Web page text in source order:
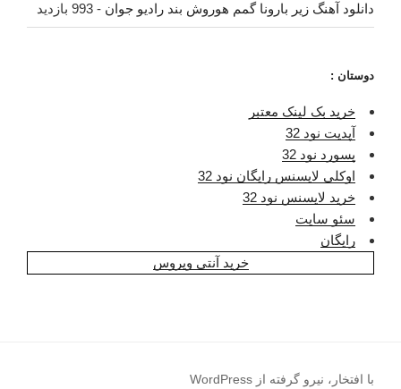
دانلود آهنگ زیر بارونا گمم هوروش بند رادیو جوان - 993 بازدید
دوستان :
خرید بک لینک معتبر
آپدیت نود 32
پسورد نود 32
اوکلی لایسنس رایگان نود 32
خرید لایسنس نود 32
سئو سایت
رایگان
خرید آنتی ویروس
با افتخار، نیرو گرفته از WordPress